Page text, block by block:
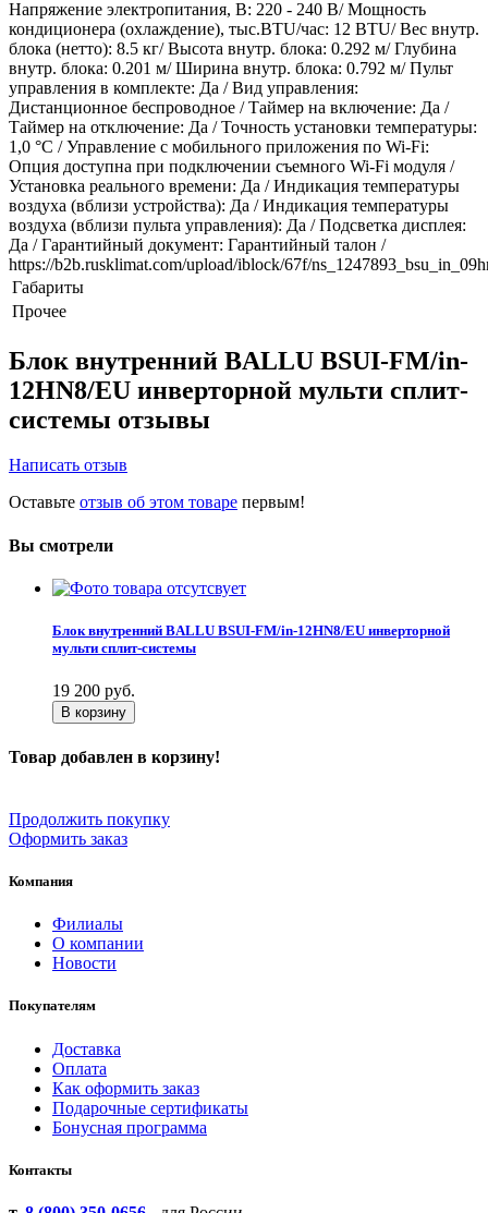
Напряжение электропитания, В: 220 - 240 В/ Мощность
кондиционера (охлаждение), тыс.BTU/час: 12 BTU/ Вес внутр.
блока (нетто): 8.5 кг/ Высота внутр. блока: 0.292 м/ Глубина
внутр. блока: 0.201 м/ Ширина внутр. блока: 0.792 м/ Пульт
управления в комплекте: Да / Вид управления:
Дистанционное беспроводное / Таймер на включение: Да /
Таймер на отключение: Да / Точность установки температуры:
1,0 °С / Управление c мобильного приложения по Wi-Fi:
Опция доступна при подключении съемного Wi-Fi модуля /
Установка реального времени: Да / Индикация температуры
воздуха (вблизи устройства): Да / Индикация температуры
воздуха (вблизи пульта управления): Да / Подсветка дисплея:
Да / Гарантийный документ: Гарантийный талон /
https://b2b.rusklimat.com/upload/iblock/67f/
Габариты
Прочее
Блок внутренний BALLU BSUI-FM/in-
12HN8/EU инверторной мульти сплит-
системы отзывы
Написать отзыв
Оставьте отзыв об этом товаре первым!
Вы смотрели
Блок внутренний BALLU BSUI-FM/in-12HN8/EU инверторной
мульти сплит-системы
19 200 руб.
В корзину
Товар добавлен в корзину!
Продолжить покупку
Оформить заказ
Компания
Филиалы
О компании
Новости
Покупателям
Доставка
Оплата
Как оформить заказ
Подарочные сертификаты
Бонусная программа
Контакты